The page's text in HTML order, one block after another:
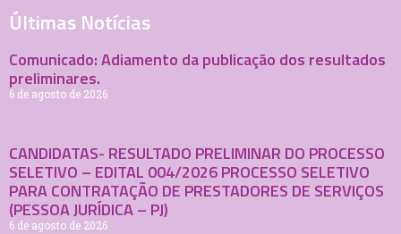
Últimas Notícias
Comunicado: Adiamento da publicação dos resultados
preliminares.
6 de agosto de 2026
CANDIDATAS- RESULTADO PRELIMINAR DO PROCESSO
SELETIVO – EDITAL 004/2026 PROCESSO SELETIVO
PARA CONTRATAÇÃO DE PRESTADORES DE SERVIÇOS
(PESSOA JURÍDICA – PJ)
6 de agosto de 2026